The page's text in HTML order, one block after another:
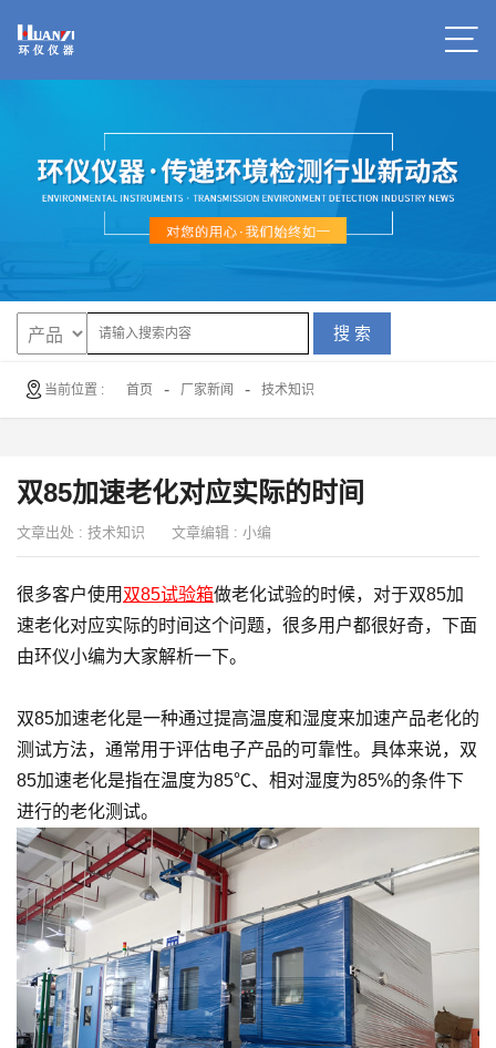
搜 索
当前位置 : 首页 - 厂家新闻 - 技术知识
双85加速老化对应实际的时间
文章出处 : 技术知识 文章编辑 : 小编
很多客户使用 双85试验箱做老化试验的时候，对于双85加
速老化对应实际的时间这个问题，很多用户都很好奇，下面
由环仪小编为大家解析一下。
双85加速老化是一种通过提高温度和湿度来加速产品老化的
测试方法，通常用于评估电子产品的可靠性。具体来说，双
85加速老化是指在温度为85℃、相对湿度为85%的条件下
进行的老化测试。